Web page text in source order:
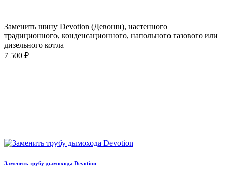
Заменить шину Devotion (Девошн), настенного
традиционного, конденсационного, напольного газового или
дизельного котла
7 500 ₽
Заменить трубу дымохода Devotion